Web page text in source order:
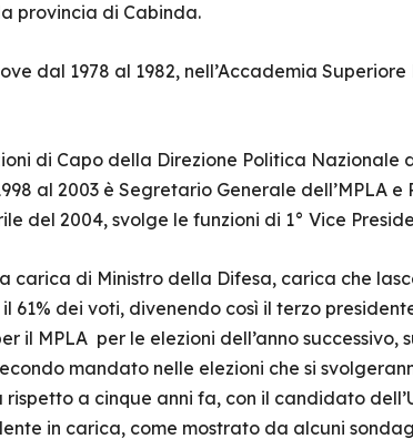
provincia di Cabinda.
dal 1978 al 1982, nell’Accademia
di Capo della Direzione Politica Nazionale
al 2003 è Segretario Generale dell’MPLA
del 2004, svolge le funzioni di 1° Vice
carica di Ministro della Difesa, carica che
61% dei voti, divenendo così il terzo
il MPLA per le elezioni dell’anno successivo,
mandato nelle elezioni che si
a cinque anni fa, con il candidato
in carica, come mostrato da alcuni